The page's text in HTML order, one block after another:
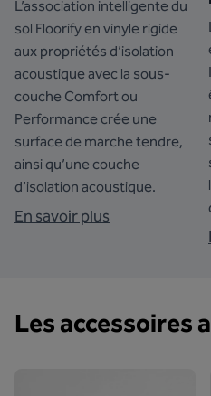
L’association intelligente du
sol Floorify en vinyle rigide
aux propriétés d’isolation
acoustique avec la sous-
couche Comfort ou
Performance crée une
surface de marche tendre,
ainsi qu’une couche
d’isolation acoustique.
En savoir plus
Les accessoires